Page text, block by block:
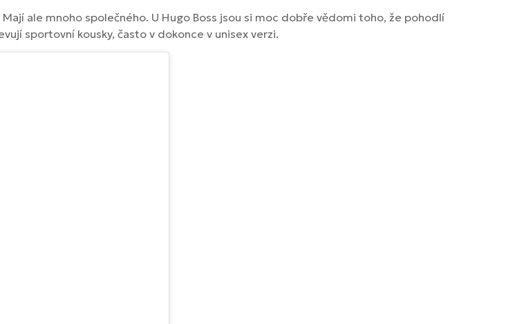
ale mnoho společného. U Hugo Boss jsou si moc dobře vědomi toho, že pohodlí
sportovní kousky, často v dokonce v unisex verzi.